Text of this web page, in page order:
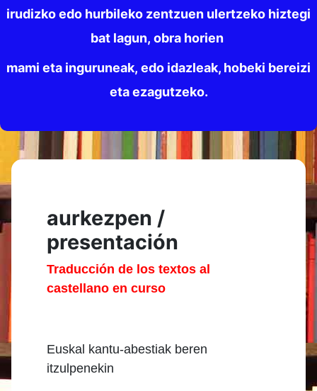
irudizko edo hurbileko zentzuen ulertzeko hiztegi
bat lagun, obra horien
mami eta inguruneak, edo idazleak, hobeki bereizi
eta ezagutzeko.
aurkezpen /
presentación
Traducción de los textos al
castellano en curso
Euskal kantu-abestiak beren
itzulpenekin